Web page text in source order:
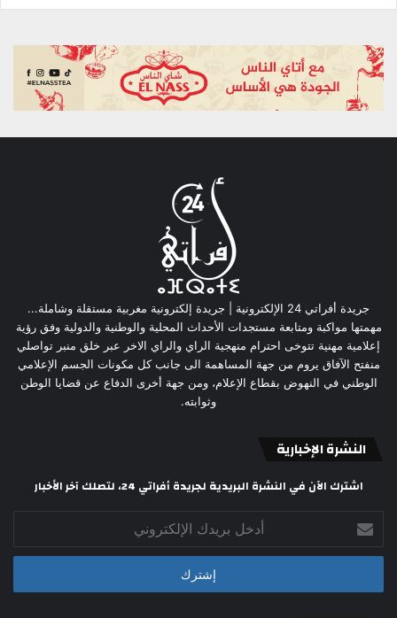
جريدة أفراتي 24 الإلكترونية | جريدة إلكترونية مغربية مستقلة وشاملة...
مهمتها مواكبة ومتابعة مستجدات الأحداث المحلية والوطنية والدولية وفق رؤية
إعلامية مهنية تتوخى احترام منهجية الراي والراي الاخر عبر خلق منبر تواصلي
منفتح الآفاق يروم من جهة المساهمة الى جانب كل مكونات الجسم الإعلامي
الوطني في النهوض بقطاع الإعلام، ومن جهة أخرى الدفاع عن قضايا الوطن
وثوابته.
النشرة الإخبارية
اشترك الآن في النشرة البريدية لجريدة أفراتي 24، لتصلك آخر الأخبار
بريدك
الإلكتروني